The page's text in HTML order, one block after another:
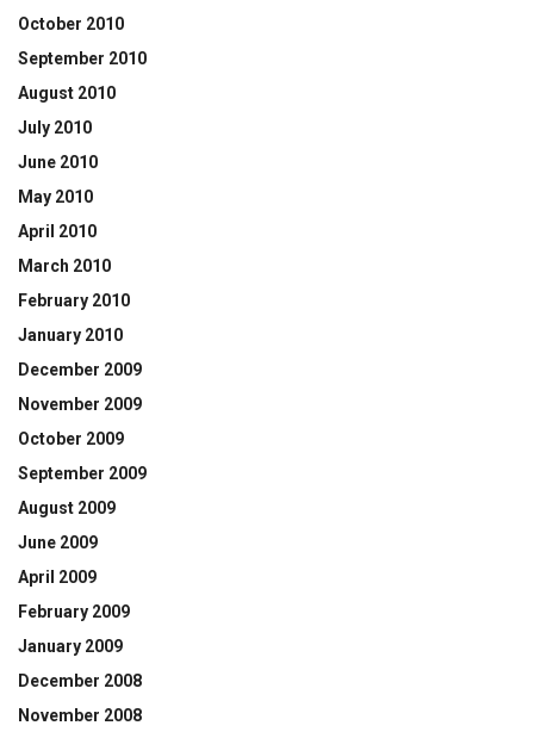
October 2010
September 2010
August 2010
July 2010
June 2010
May 2010
April 2010
March 2010
February 2010
January 2010
December 2009
November 2009
October 2009
September 2009
August 2009
June 2009
April 2009
February 2009
January 2009
December 2008
November 2008